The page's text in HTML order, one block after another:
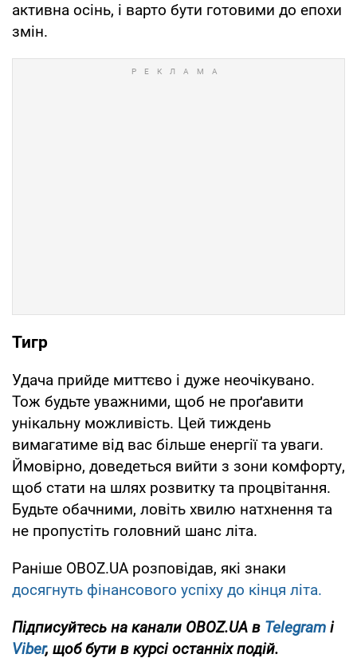
активна осінь, і варто бути готовими до епохи
змін.
Тигр
Удача прийде миттєво і дуже неочікувано.
Тож будьте уважними, щоб не проґавити
унікальну можливість. Цей тиждень
вимагатиме від вас більше енергії та уваги.
Ймовірно, доведеться вийти з зони комфорту,
щоб стати на шлях розвитку та процвітання.
Будьте обачними, ловіть хвилю натхнення та
не пропустіть головний шанс літа.
Раніше OBOZ.UA розповідав, які знаки
досягнуть фінансового успіху до кінця літа.
Підписуйтесь на канали OBOZ.UA в Telegram і
Viber, щоб бути в курсі останніх подій.